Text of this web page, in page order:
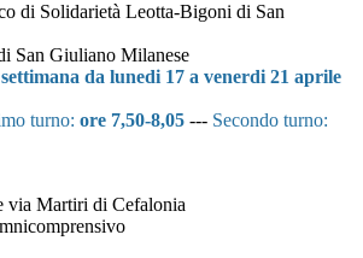
di Solidarietà Leotta-Bigoni di San
San Giuliano Milanese
settimana da lunedi 17 a venerdi 21 aprile
turno: ore 7,50-8,05 --- Secondo turno:
via Martiri di Cefalonia